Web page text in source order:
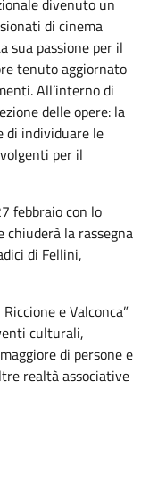
di cinema
sua passione per il
tenuto aggiornato
All’interno di
delle opere: la
di individuare le
per il
febbraio con lo
la rassegna
di Fellini,
e Valconca”
culturali,
di persone e
realtà associative